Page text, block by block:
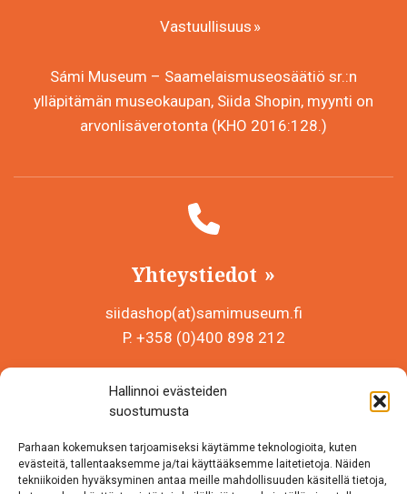
Hallinnoi evästeiden
suostumusta
Parhaan kokemuksen tarjoamiseksi käytämme teknologioita, kuten
evästeitä, tallentaaksemme ja/tai käyttääksemme laitetietoja. Näiden
tekniikoiden hyväksyminen antaa meille mahdollisuuden käsitellä tietoja,
Vastuullisuus
Sámi Museum – Saamelaismuseosäätiö sr.:n
ylläpitämän museokaupan, Siida Shopin, myynti on
arvonlisäverotonta (KHO 2016:128.)
Yhteystiedot
siidashop(at)samimuseum.fi
P. +358 (0)400 898 212
Y-tunnus 0625907-2
Inarintie 46
99870 Inari